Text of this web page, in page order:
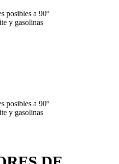
posibles a 90º
y gasolinas
posibles a 90º
y gasolinas